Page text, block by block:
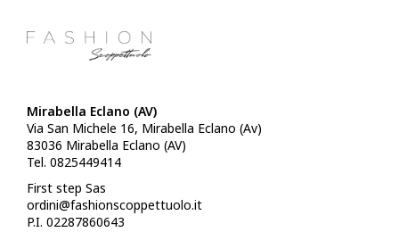
Mirabella Eclano (AV)
Via San Michele 16, Mirabella Eclano (Av)
83036 Mirabella Eclano (AV)
Tel. 0825449414
First step Sas
ordini@fashionscoppettuolo.it
P.I. 02287860643